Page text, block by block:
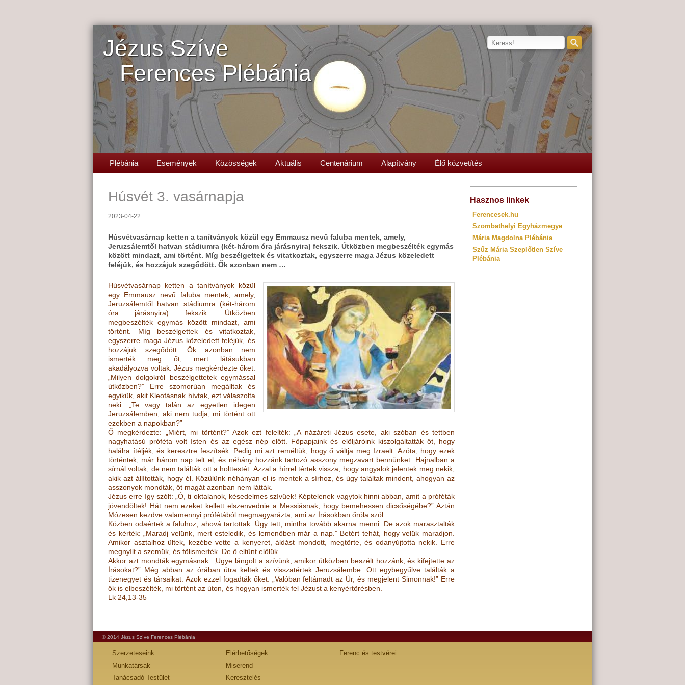
Jézus Szíve
Ferences Plébánia
Plébánia Események Közösségek Aktuális Centenárium Alapítvány Élő közvetítés
Húsvét 3. vasárnapja
2023-04-22
Húsvétvasárnap ketten a tanítványok közül egy Emmausz nevű faluba mentek, amely,
Jeruzsálemtől hatvan stádiumra (két-három óra járásnyira) fekszik. Útközben megbeszélték egymás
között mindazt, ami történt. Míg beszélgettek és vitatkoztak, egyszerre maga Jézus közeledett
feléjük, és hozzájuk szegődött. Ők azonban nem …
Húsvétvasárnap ketten a tanítványok közül
egy Emmausz nevű faluba mentek, amely,
Jeruzsálemtől hatvan stádiumra (két-három
óra járásnyira) fekszik. Útközben
megbeszélték egymás között mindazt, ami
történt. Míg beszélgettek és vitatkoztak,
egyszerre maga Jézus közeledett feléjük, és
hozzájuk szegődött. Ők azonban nem
ismerték meg őt, mert látásukban
akadályozva voltak. Jézus megkérdezte őket:
„Milyen dolgokról beszélgettetek egymással
útközben?” Erre szomorúan megálltak és
egyikük, akit Kleofásnak hívtak, ezt válaszolta
neki: „Te vagy talán az egyetlen idegen
Jeruzsálemben, aki nem tudja, mi történt ott
ezekben a napokban?”
Ő megkérdezte: „Miért, mi történt?” Azok ezt felelték: „A názáreti Jézus esete, aki szóban és tettben
nagyhatású próféta volt Isten és az egész nép előtt. Főpapjaink és elöljáróink kiszolgáltatták őt, hogy
halálra ítéljék, és keresztre feszítsék. Pedig mi azt reméltük, hogy ő váltja meg Izraelt. Azóta, hogy ezek
történtek, már három nap telt el, és néhány hozzánk tartozó asszony megzavart bennünket. Hajnalban a
sírnál voltak, de nem találták ott a holttestét. Azzal a hírrel tértek vissza, hogy angyalok jelentek meg nekik,
akik azt állították, hogy él. Közülünk néhányan el is mentek a sírhoz, és úgy találtak mindent, ahogyan az
asszonyok mondták, őt magát azonban nem látták.
Jézus erre így szólt: „Ó, ti oktalanok, késedelmes szívűek! Képtelenek vagytok hinni abban, amit a próféták
jövendöltek! Hát nem ezeket kellett elszenvednie a Messiásnak, hogy bemehessen dicsőségébe?” Aztán
Mózesen kezdve valamennyi prófétából megmagyarázta, ami az Írásokban őróla szól.
Közben odaértek a faluhoz, ahová tartottak. Úgy tett, mintha tovább akarna menni. De azok marasztalták
és kérték: „Maradj velünk, mert esteledik, és lemenőben már a nap.” Betért tehát, hogy velük maradjon.
Amikor asztalhoz ültek, kezébe vette a kenyeret, áldást mondott, megtörte, és odanyújtotta nekik. Erre
megnyílt a szemük, és fölismerték. De ő eltűnt előlük.
Akkor azt mondták egymásnak: „Ugye lángolt a szívünk, amikor útközben beszélt hozzánk, és kifejtette az
Írásokat?” Még abban az órában útra keltek és visszatértek Jeruzsálembe. Ott egybegyűlve találták a
tizenegyet és társaikat. Azok ezzel fogadták őket: „Valóban feltámadt az Úr, és megjelent Simonnak!” Erre
ők is elbeszélték, mi történt az úton, és hogyan ismerték fel Jézust a kenyértörésben.
Lk 24,13-35
Hasznos linkek
Ferencesek.hu
Szombathelyi Egyházmegye
Mária Magdolna Plébánia
Szűz Mária Szeplőtlen Szíve
Plébánia
© 2014 Jézus Szíve Ferences Plébánia
Szerzeteseink
Munkatársak
Tanácsadó Testület
Elérhetőségek
Miserend
Keresztelés
Ferenc és testvérei